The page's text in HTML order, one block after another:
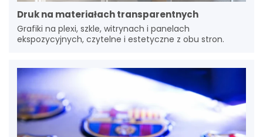
Druk na materiałach transparentnych
Grafiki na plexi, szkle, witrynach i panelach
ekspozycyjnych, czytelne i estetyczne z obu stron.